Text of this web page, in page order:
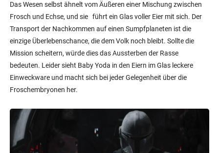
Das Wesen selbst ähnelt vom Äußeren einer Mischung zwischen
Frosch und Echse, und sie führt ein Glas voller Eier mit sich. Der
Transport der Nachkommen auf einen Sumpfplaneten ist die
einzige Überlebenschance, die dem Volk noch bleibt. Sollte die
Mission scheitern, würde dies das Aussterben der Rasse
bedeuten. Leider sieht Baby Yoda in den Eiern im Glas leckere
Einweckware und macht sich bei jeder Gelegenheit über die
Froschembryonen her.